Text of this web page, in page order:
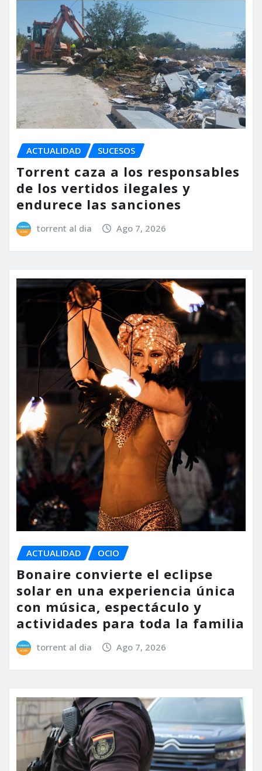
ACTUALIDAD SUCESOS
Torrent caza a los responsables
de los vertidos ilegales y
endurece las sanciones
torrent al dia Ago 7, 2026
ACTUALIDAD OCIO
Bonaire convierte el eclipse
solar en una experiencia única
con música, espectáculo y
actividades para toda la familia
torrent al dia Ago 7, 2026